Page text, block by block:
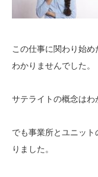
この仕事に関わり始
わかりませんでした。
サテライトの概念はわ
でも事業所とユニッ
りました。